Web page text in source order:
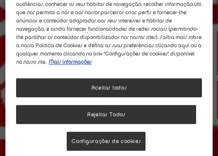
audiências, conhecer os seus hábitos de navegação, recolher informação útil
que nos permita a nós e aos nossos parceiros criar perfis e fornecer-lhe
anúncios e conteúdos adaptados aos seus interesses e hábitos de
navegação, e ainda fornecer funcionalidades de redes sociais (permitindo-
lhe partilhar os conteúdos disponibilizados nos nossos sites). Saiba mais sobre
a nossa Política de Cookies e defina as suas preferências clicando aqui ou a
qualquer momento clicando no link "Configurações de cookies" disponível
no nosso site. Mais informações
Rejeitar Todos
Aceitar todos
Configurações de cookies